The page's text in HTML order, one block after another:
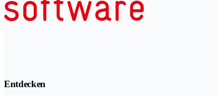
Entdecken